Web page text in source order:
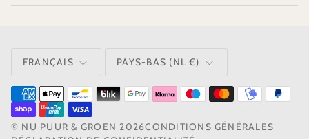
FRANÇAIS MONNAIE
PAYS-BAS (NL €)
© NU PUUR & GROEN 2026CONDITIONS GÉNÉRALES